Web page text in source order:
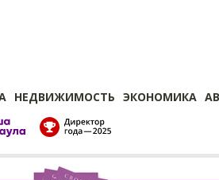
НЕДВИЖИМОСТЬ ЭКОНОМИКА